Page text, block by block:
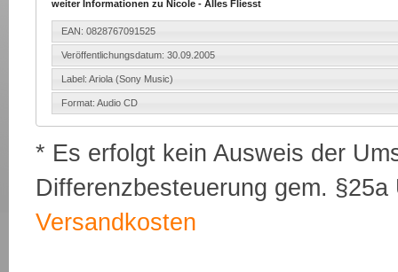
weiter Informationen zu Nicole - Alles Fliesst
EAN: 0828767091525
Veröffentlichungsdatum: 30.09.2005
Label: Ariola (Sony Music)
Format: Audio CD
* Es erfolgt kein Ausweis der
Differenzbesteuerung gem.
Versandkosten